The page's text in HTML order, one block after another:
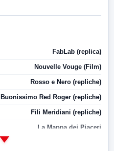
FabLab (replica)
Nouvelle Vouge (Film)
Rosso e Nero (repliche)
Buonissimo Red Roger (repliche)
Fili Meridiani (repliche)
La Mappa dei Piaceri